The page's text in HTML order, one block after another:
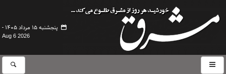
پنجشنبه ۱۵ مرداد ۱۴۰۵ -
Aug 6 2026